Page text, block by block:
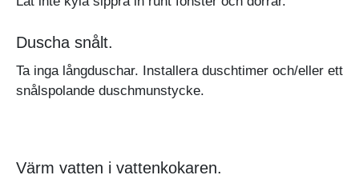
Duscha snålt.
Ta inga långduschar. Installera duschtimer och/eller ett
snålspolande duschmunstycke.
Värm vatten i vattenkokaren.